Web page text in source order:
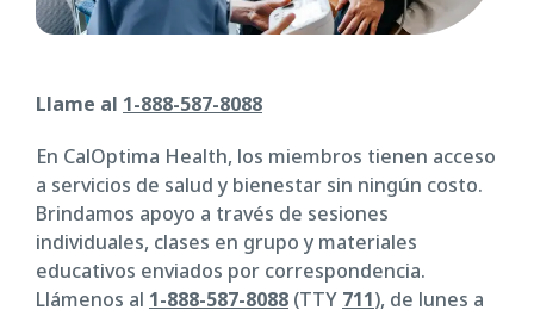
Llame al 1-888-587-8088
En CalOptima Health, los miembros tienen acceso
a servicios de salud y bienestar sin ningún costo.
Brindamos apoyo a través de sesiones
individuales, clases en grupo y materiales
educativos enviados por correspondencia.
Llámenos al 1-888-587-8088 (TTY 711), de lunes a